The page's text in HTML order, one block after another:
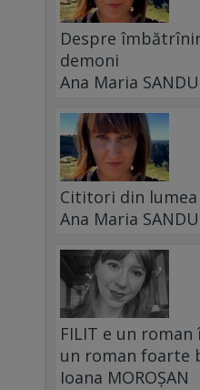
Despre
demoni
Ana Maria SANDU
Cititori din
Ana Maria SANDU
FILIT e un roman
un roman foarte
Ioana MOROȘAN